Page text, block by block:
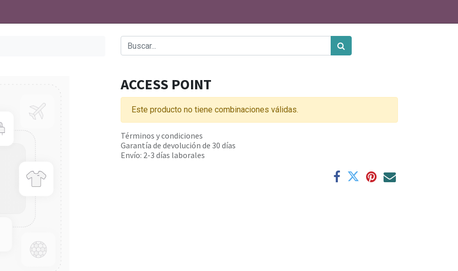
ACCESS POINT
Este producto no tiene combinaciones válidas.
Términos y condiciones
Garantía de devolución de 30 días
Envío: 2-3 días laborales